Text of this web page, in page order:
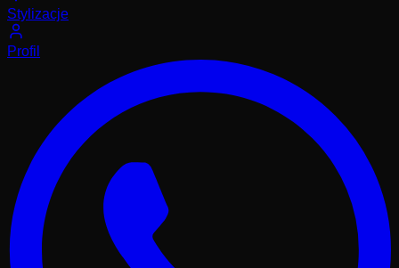
Stylizacje
Profil